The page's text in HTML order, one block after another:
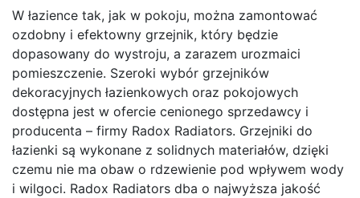
W łazience tak, jak w pokoju, można zamontować
ozdobny i efektowny grzejnik, który będzie
dopasowany do wystroju, a zarazem urozmaici
pomieszczenie. Szeroki wybór grzejników
dekoracyjnych łazienkowych oraz pokojowych
dostępna jest w ofercie cenionego sprzedawcy i
producenta – firmy Radox Radiators. Grzejniki do
łazienki są wykonane z solidnych materiałów, dzięki
czemu nie ma obaw o rdzewienie pod wpływem wody
i wilgoci. Radox Radiators dba o najwyższa jakość